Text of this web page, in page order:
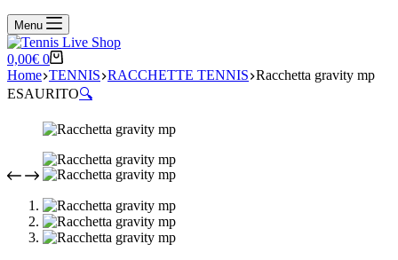
Menu
Carrello
0,00€ 0
Home TENNIS RACCHETTE TENNIS Racchetta gravity mp
ESAURITO🔍